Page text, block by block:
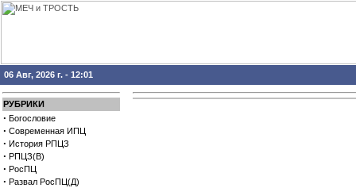
06 Авг, 2026 г. - 12:01
РУБРИКИ
· Богословие
· Современная ИПЦ
· История РПЦЗ
· РПЦЗ(В)
· РосПЦ
· Развал РосПЦ(Д)